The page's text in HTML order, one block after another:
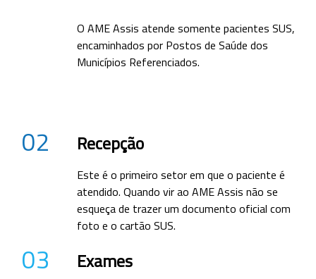
O AME Assis atende somente pacientes SUS,
encaminhados por Postos de Saúde dos
Municípios Referenciados.
02 Recepção
Este é o primeiro setor em que o paciente é
atendido. Quando vir ao AME Assis não se
esqueça de trazer um documento oficial com
foto e o cartão SUS.
03 Exames